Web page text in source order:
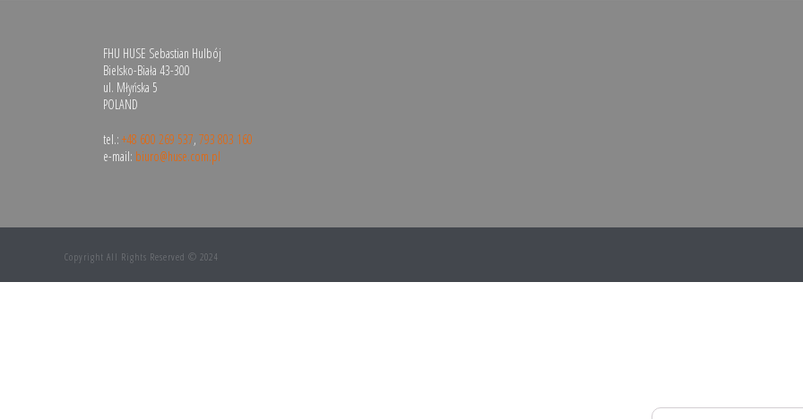
FHU HUSE Sebastian Hulbój
Bielsko-Biała 43-300
ul. Młyńska 5
POLAND
tel.:+48 600 269 537,793 803 160
e-mail: biuro@huse.com.pl
Copyright All Rights Reserved © 2024